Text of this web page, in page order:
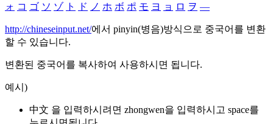
ォ コ ゴ ソ ゾ ト ド ノ ホ ボ ポ モ ヨ ョ ロ ヲ ―
http://chineseinput.net/에서 pinyin(병음)방식으로 중국어를 변환
할 수 있습니다.
변환된 중국어를 복사하여 사용하시면 됩니다.
예시)
中文 을 입력하시려면 zhongwen을 입력하시고 space를